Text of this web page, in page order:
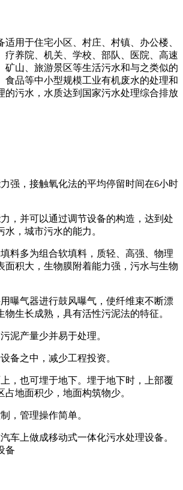
适用于住宅小区、村庄、村镇、办公楼、
疗养院、机关、学校、部队、医院、高速
矿山、旅游景区等生活污水和与之类似的
食品等中小型规模工业有机废水的处理和
的污水，水质达到国家污水处理综合排放
强，接触氧化法的平均停留时间在6小时
，并可以通过调节设备的构造，达到处
，城市污水的能力。
料多为组合软填料，质轻、高强、物理
面积大，生物膜附着能力强，污水与生物
曝气器进行鼓风曝气，使纤维束不断漂
物生长成熟，具有活性污泥法的特征。
泥产量少并易于处理。
备之中，减少工程投资。
，也可埋于地下。埋于地下时，上部覆
占地面积少，地面构筑物少。
，管理操作简单。
车上做成移动式一体化污水处理设备。